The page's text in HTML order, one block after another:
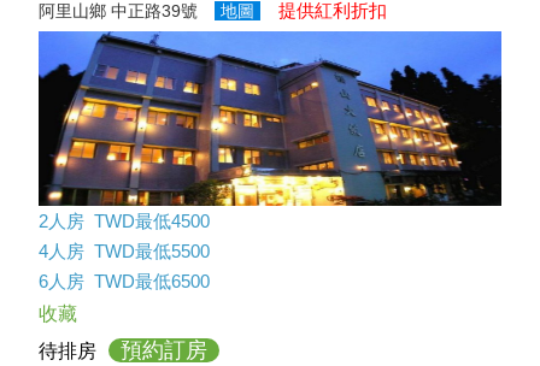
阿里山鄉 中正路39號 地圖 提供紅利折扣
2人房 TWD最低4500
4人房 TWD最低5500
6人房 TWD最低6500
收藏
待排房
預約訂房